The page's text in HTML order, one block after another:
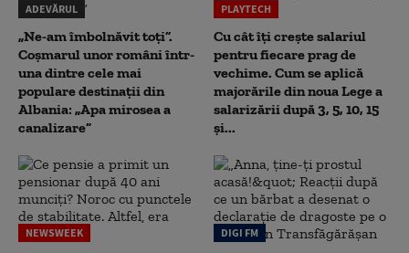
ADEVĂRUL
„Ne-am îmbolnăvit toți”.
Coșmarul unor români într-
una dintre cele mai
populare destinații din
Albania: „Apa mirosea a
canalizare”
PLAYTECH
Cu cât îți crește salariul
pentru fiecare prag de
vechime. Cum se aplică
majorările din noua Lege a
salarizării după 3, 5, 10, 15
și...
NEWSWEEK DIGI FM